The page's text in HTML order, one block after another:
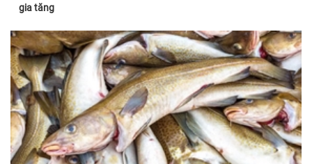
gia tăng